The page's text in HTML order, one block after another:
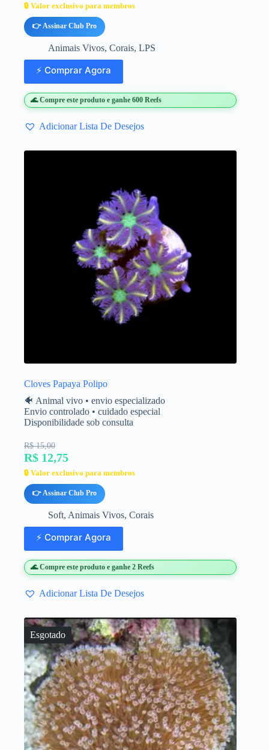
🔒 Valor exclusivo para membros
👉 Assinar Club Pro
Animais Vivos, Corais, LPS
⚡ Comprar Agora
🌊 Compre este produto e ganhe 600 Reefs
Adicionar Lista De Desejos
Cloves Papaya Polipo
🐠 Animal vivo • envio especializado
Envio controlado • cuidado especial
Disponibilidade sob consulta
R$ 15,00
R$ 12,75
🔒 Valor exclusivo para membros
👉 Assinar Club Pro
Soft, Animais Vivos, Corais
⚡ Comprar Agora
🌊 Compre este produto e ganhe 2 Reefs
Adicionar Lista De Desejos
Esgotado